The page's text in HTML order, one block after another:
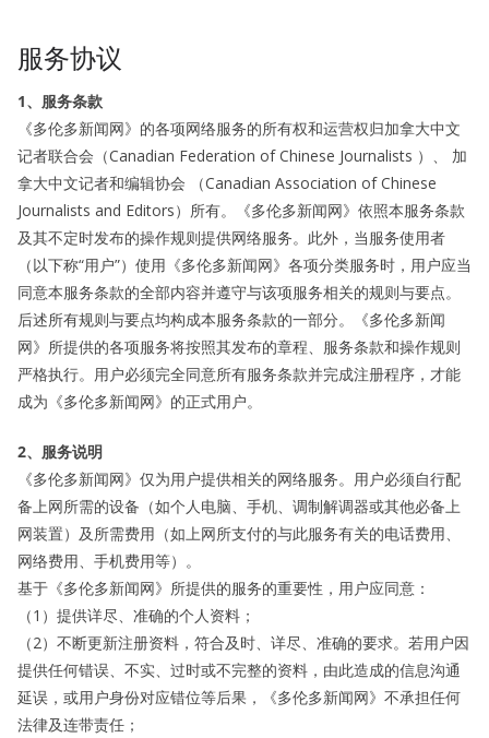
服务协议
1、服务条款
《多伦多新闻网》的各项网络服务的所有权和运营权归加拿大中文
记者联合会（Canadian Federation of Chinese Journalists ）、 加
拿大中文记者和编辑协会 （Canadian Association of Chinese
Journalists and Editors）所有。《多伦多新闻网》依照本服务条款
及其不定时发布的操作规则提供网络服务。此外，当服务使用者
（以下称“用户”）使用《多伦多新闻网》各项分类服务时，用户应当
同意本服务条款的全部内容并遵守与该项服务相关的规则与要点。
后述所有规则与要点均构成本服务条款的一部分。《多伦多新闻
网》所提供的各项服务将按照其发布的章程、服务条款和操作规则
严格执行。用户必须完全同意所有服务条款并完成注册程序，才能
成为《多伦多新闻网》的正式用户。
2、服务说明
《多伦多新闻网》仅为用户提供相关的网络服务。用户必须自行配
备上网所需的设备（如个人电脑、手机、调制解调器或其他必备上
网装置）及所需费用（如上网所支付的与此服务有关的电话费用、
网络费用、手机费用等）。
基于《多伦多新闻网》所提供的服务的重要性，用户应同意：
（1）提供详尽、准确的个人资料；
（2）不断更新注册资料，符合及时、详尽、准确的要求。若用户因
提供任何错误、不实、过时或不完整的资料，由此造成的信息沟通
延误，或用户身份对应错位等后果，《多伦多新闻网》不承担任何
法律及连带责任；